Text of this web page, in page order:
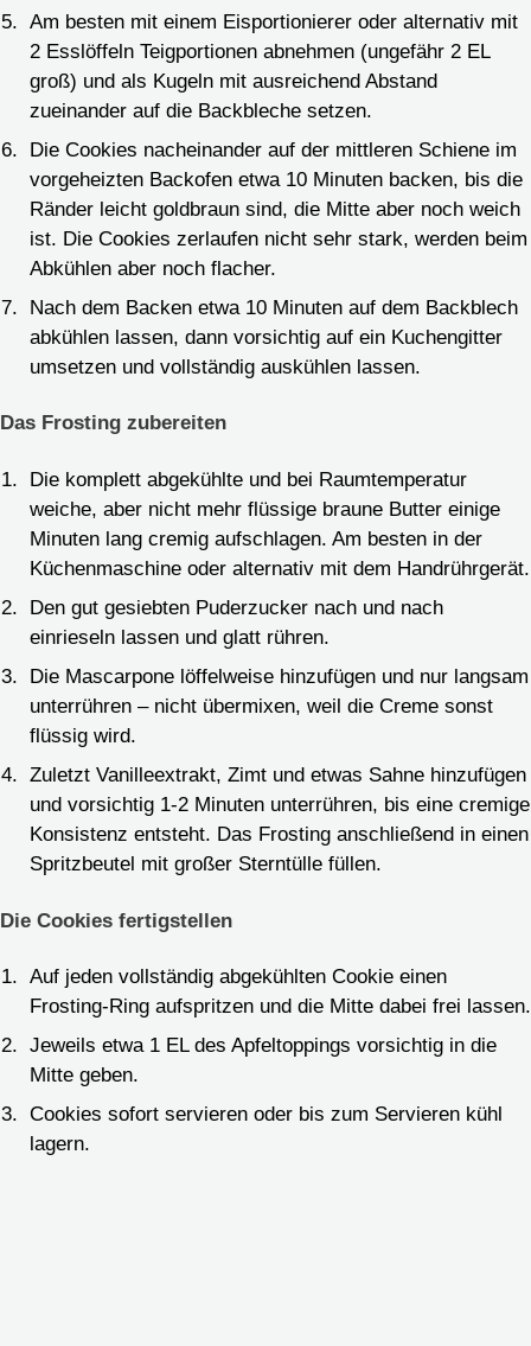
Am besten mit einem Eisportionierer oder alternativ mit
2 Esslöffeln Teigportionen abnehmen (ungefähr 2 EL
groß) und als Kugeln mit ausreichend Abstand
zueinander auf die Backbleche setzen.
Die Cookies nacheinander auf der mittleren Schiene im
vorgeheizten Backofen etwa 10 Minuten backen, bis die
Ränder leicht goldbraun sind, die Mitte aber noch weich
ist. Die Cookies zerlaufen nicht sehr stark, werden beim
Abkühlen aber noch flacher.
Nach dem Backen etwa 10 Minuten auf dem Backblech
abkühlen lassen, dann vorsichtig auf ein Kuchengitter
umsetzen und vollständig auskühlen lassen.
Das Frosting zubereiten
Die komplett abgekühlte und bei Raumtemperatur
weiche, aber nicht mehr flüssige braune Butter einige
Minuten lang cremig aufschlagen. Am besten in der
Küchenmaschine oder alternativ mit dem Handrührgerät.
Den gut gesiebten Puderzucker nach und nach
einrieseln lassen und glatt rühren.
Die Mascarpone löffelweise hinzufügen und nur langsam
unterrühren – nicht übermixen, weil die Creme sonst
flüssig wird.
Zuletzt Vanilleextrakt, Zimt und etwas Sahne hinzufügen
und vorsichtig 1-2 Minuten unterrühren, bis eine cremige
Konsistenz entsteht. Das Frosting anschließend in einen
Spritzbeutel mit großer Sterntülle füllen.
Die Cookies fertigstellen
Auf jeden vollständig abgekühlten Cookie einen
Frosting-Ring aufspritzen und die Mitte dabei frei lassen.
Jeweils etwa 1 EL des Apfeltoppings vorsichtig in die
Mitte geben.
Cookies sofort servieren oder bis zum Servieren kühl
lagern.